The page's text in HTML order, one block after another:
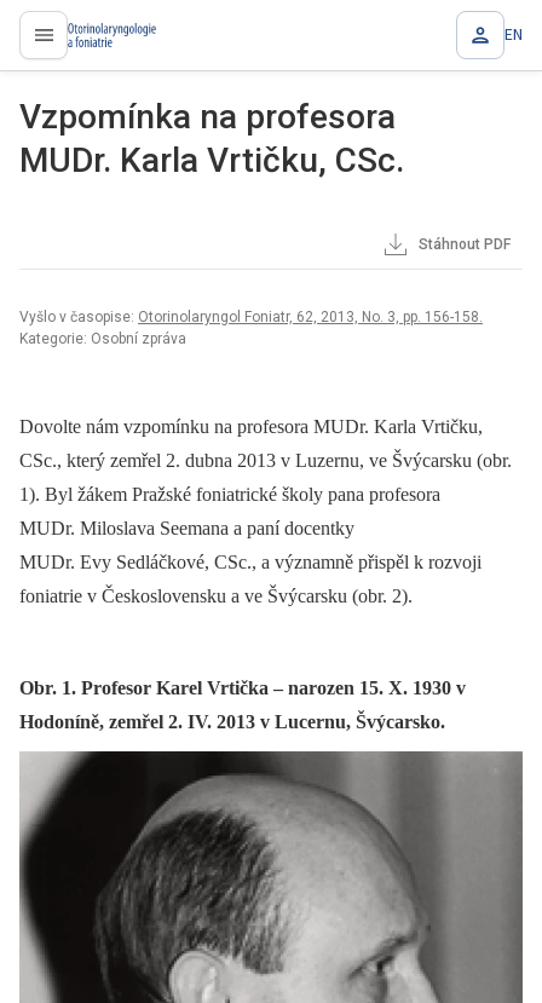
proLékaře.cz EN
Vzpomínka na profesora
MUDr. Karla Vrtičku, CSc.
Stáhnout PDF
Vyšlo v časopise: Otorinolaryngol Foniatr, 62, 2013, No. 3, pp. 156-158.
Kategorie: Osobní zpráva
Dovolte nám vzpomínku na profesora MUDr. Karla Vrtičku,
CSc., který zemřel 2. dubna 2013 v Luzernu, ve Švýcarsku (obr.
1). Byl žákem Pražské foniatrické školy pana profesora
MUDr. Miloslava Seemana a paní docentky
MUDr. Evy Sedláčkové, CSc., a významně přispěl k rozvoji
foniatrie v Československu a ve Švýcarsku (obr. 2).
Obr. 1. Profesor Karel Vrtička – narozen 15. X. 1930 v
Hodoníně, zemřel 2. IV. 2013 v Lucernu, Švýcarsko.